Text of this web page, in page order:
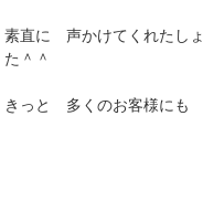
素直に 声かけてくれたし
た＾＾
きっと 多くのお客様にも